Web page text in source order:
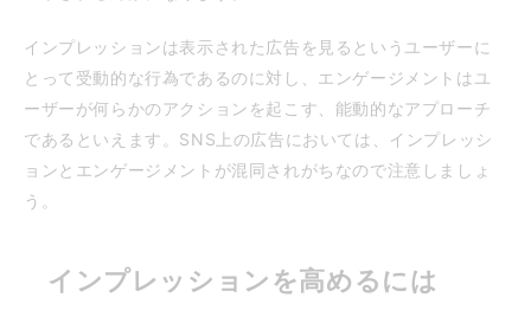
インプレッションは表示された広告を見るというユーザーに
とって受動的な行為であるのに対し、エンゲージメントはユ
ーザーが何らかのアクションを起こす、能動的なアプローチ
であるといえます。SNS上の広告においては、インプレッシ
ョンとエンゲージメントが混同されがちなので注意しましょ
う。
インプレッションを高めるには